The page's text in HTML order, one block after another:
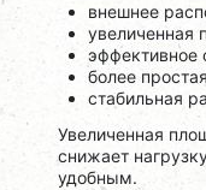
внешнее
увеличенная
эффективное
более
стабильная
Увеличенная
снижает
удобным.